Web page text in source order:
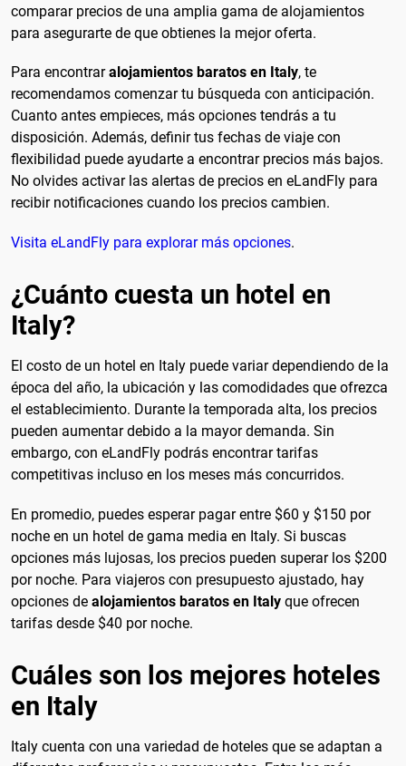
comparar precios de una amplia gama de alojamientos
para asegurarte de que obtienes la mejor oferta.
Para encontraralojamientos baratos en Italy, te
recomendamos comenzar tu búsqueda con anticipación.
Cuanto antes empieces, más opciones tendrás a tu
disposición. Además, definir tus fechas de viaje con
flexibilidad puede ayudarte a encontrar precios más bajos.
No olvides activar las alertas de precios en eLandFly para
recibir notificaciones cuando los precios cambien.
Visita eLandFly para explorar más opciones.
¿Cuánto cuesta un hotel en
Italy?
El costo de un hotel en Italy puede variar dependiendo de la
época del año, la ubicación y las comodidades que ofrezca
el establecimiento. Durante la temporada alta, los precios
pueden aumentar debido a la mayor demanda. Sin
embargo, con eLandFly podrás encontrar tarifas
competitivas incluso en los meses más concurridos.
En promedio, puedes esperar pagar entre $60 y $150 por
noche en un hotel de gama media en Italy. Si buscas
opciones más lujosas, los precios pueden superar los $200
por noche. Para viajeros con presupuesto ajustado, hay
opciones de alojamientos baratos en Italy que ofrecen
tarifas desde $40 por noche.
Cuáles son los mejores hoteles
en Italy
Italy cuenta con una variedad de hoteles que se adaptan a